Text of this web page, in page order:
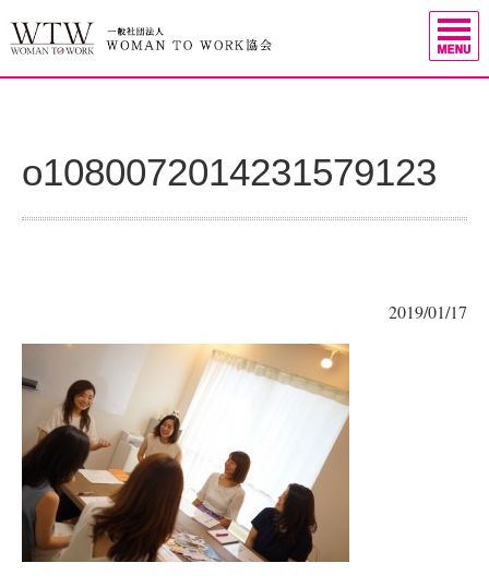
o1080072014231579123
2019/01/17